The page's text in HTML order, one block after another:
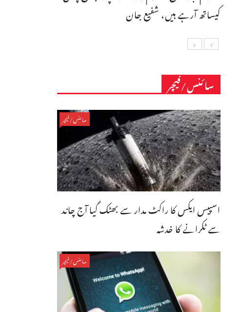
کیساتھ آرہے ہیں، شفیع جان
سائنس/فیچر
سائنس/فیچر
اسپیس ایکس کا راکٹ مدار سے بھٹک گیا آج چاند
سے ٹکرانے کا خدشہ
سائنس/فیچر